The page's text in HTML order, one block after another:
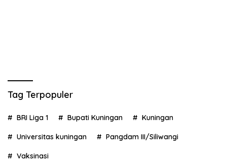
Tag Terpopuler
BRI Liga 1 Bupati Kuningan Kuningan
Universitas kuningan Pangdam III/Siliwangi
Vaksinasi